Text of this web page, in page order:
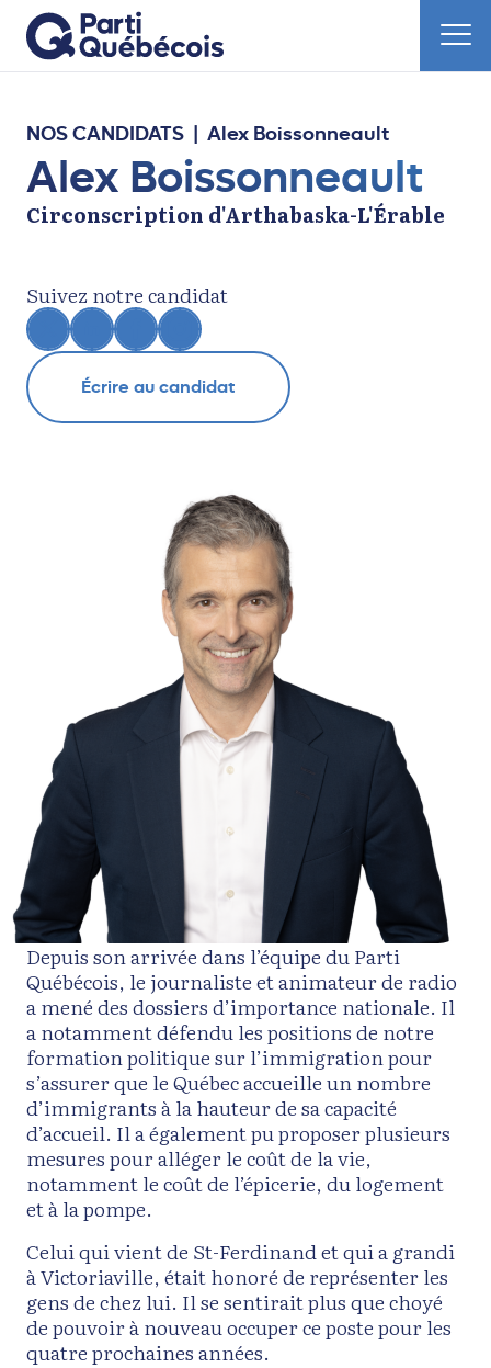
NOS CANDIDATS | Alex Boissonneault
Alex Boissonneault
Circonscription d'Arthabaska-L'Érable
Suivez notre candidat
Écrire au candidat
Depuis son arrivée dans l’équipe du Parti
Québécois, le journaliste et animateur de radio
a mené des dossiers d’importance nationale. Il
a notamment défendu les positions de notre
formation politique sur l’immigration pour
s’assurer que le Québec accueille un nombre
d’immigrants à la hauteur de sa capacité
d’accueil. Il a également pu proposer plusieurs
mesures pour alléger le coût de la vie,
notamment le coût de l’épicerie, du logement
et à la pompe.
Celui qui vient de St-Ferdinand et qui a grandi
à Victoriaville, était honoré de représenter les
gens de chez lui. Il se sentirait plus que choyé
de pouvoir à nouveau occuper ce poste pour les
quatre prochaines années.